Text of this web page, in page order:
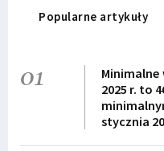
Popularne artykuły
01
Minimalne
2025 r. to
stycznia